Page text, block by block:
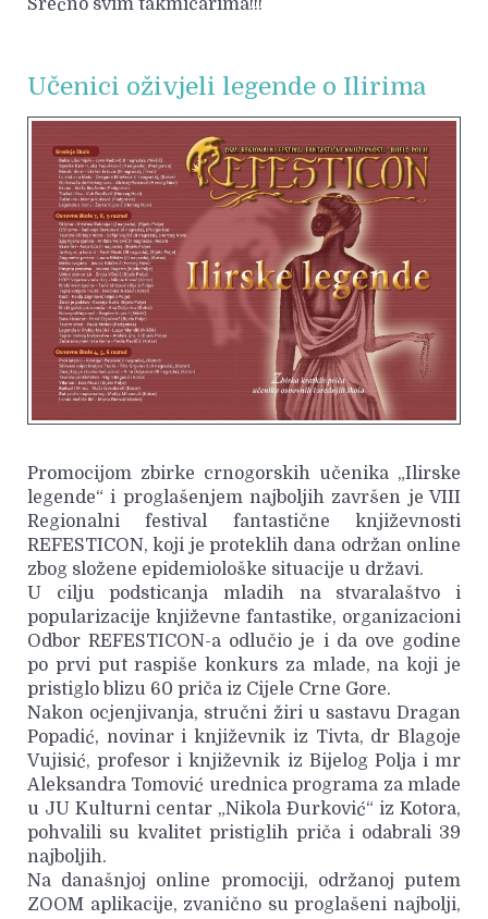
Srećno svim takmičarima!!!
Učenici oživjeli legende o Ilirima
Promocijom zbirke crnogorskih učenika „Ilirske
legende“ i proglašenjem najboljih završen je VIII
Regionalni festival fantastične književnosti
REFESTICON, koji je proteklih dana održan online
zbog složene epidemiološke situacije u državi.
U cilju podsticanja mladih na stvaralaštvo i
popularizacije književne fantastike, organizacioni
Odbor REFESTICON-a odlučio je i da ove godine
po prvi put raspiše konkurs za mlade, na koji je
pristiglo blizu 60 priča iz Cijele Crne Gore.
Nakon ocjenjivanja, stručni žiri u sastavu Dragan
Popadić, novinar i književnik iz Tivta, dr Blagoje
Vujisić, profesor i književnik iz Bijelog Polja i mr
Aleksandra Tomović urednica programa za mlade
u JU Kulturni centar „Nikola Đurković“ iz Kotora,
pohvalili su kvalitet pristiglih priča i odabrali 39
najboljih.
Na današnjoj online promociji, održanoj putem
ZOOM aplikacije, zvanično su proglašeni najbolji,